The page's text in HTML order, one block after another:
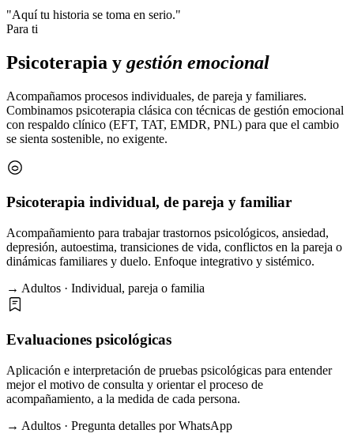
"Aquí tu historia se toma en serio."
Para ti
Psicoterapia y gestión emocional
Acompañamos procesos individuales, de pareja y familiares.
Combinamos psicoterapia clásica con técnicas de gestión emocional
con respaldo clínico (EFT, TAT, EMDR, PNL) para que el cambio
se sienta sostenible, no exigente.
Psicoterapia individual, de pareja y familiar
Acompañamiento para trabajar trastornos psicológicos, ansiedad,
depresión, autoestima, transiciones de vida, conflictos en la pareja o
dinámicas familiares y duelo. Enfoque integrativo y sistémico.
→ Adultos · Individual, pareja o familia
Evaluaciones psicológicas
Aplicación e interpretación de pruebas psicológicas para entender
mejor el motivo de consulta y orientar el proceso de
acompañamiento, a la medida de cada persona.
→ Adultos · Pregunta detalles por WhatsApp